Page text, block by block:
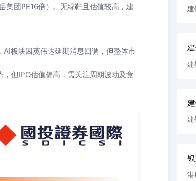
集团PE16倍）。无绿鞋且估值较高，建
AI板块因英伟达延期消息回调，但整体市
，但IPO估值偏高，需关注周期波动及竞
数涨1.14%，国企指数涨1.46%，恒生科技指数涨
办公、云计算等科技板块涨幅靠前。其中，快手-
心动公司2400.HK涨3.90%，哔哩哔哩-W9626.HK涨
主要因素。 奶制品、食品股、节假日概念、航空等
涨4.08%，蒙牛乳业2319.HK涨3.37%，中国国航
建
建
建
港